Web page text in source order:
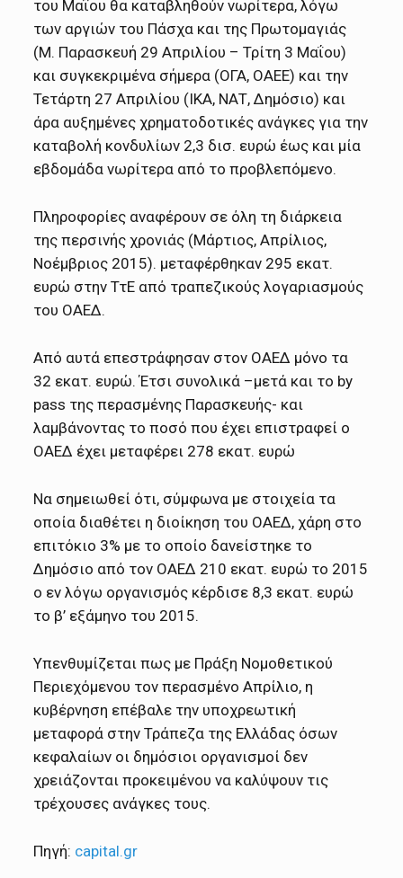
του Μαΐου θα καταβληθούν νωρίτερα, λόγω
των αργιών του Πάσχα και της Πρωτομαγιάς
(Μ. Παρασκευή 29 Απριλίου – Τρίτη 3 Μαΐου)
και συγκεκριμένα σήμερα (ΟΓΑ, ΟΑΕΕ) και την
Τετάρτη 27 Απριλίου (ΙΚΑ, ΝΑΤ, Δημόσιο) και
άρα αυξημένες χρηματοδοτικές ανάγκες για την
καταβολή κονδυλίων 2,3 δισ. ευρώ έως και μία
εβδομάδα νωρίτερα από το προβλεπόμενο.
Πληροφορίες αναφέρουν σε όλη τη διάρκεια
της περσινής χρονιάς (Μάρτιος, Απρίλιος,
Νοέμβριος 2015). μεταφέρθηκαν 295 εκατ.
ευρώ στην ΤτΕ από τραπεζικούς λογαριασμούς
του ΟΑΕΔ.
Από αυτά επεστράφησαν στον ΟΑΕΔ μόνο τα
32 εκατ. ευρώ. Έτσι συνολικά –μετά και το by
pass της περασμένης Παρασκευής- και
λαμβάνοντας το ποσό που έχει επιστραφεί ο
ΟΑΕΔ έχει μεταφέρει 278 εκατ. ευρώ
Να σημειωθεί ότι, σύμφωνα με στοιχεία τα
οποία διαθέτει η διοίκηση του ΟΑΕΔ, χάρη στο
επιτόκιο 3% με το οποίο δανείστηκε το
Δημόσιο από τον ΟΑΕΔ 210 εκατ. ευρώ το 2015
ο εν λόγω οργανισμός κέρδισε 8,3 εκατ. ευρώ
το β’ εξάμηνο του 2015.
Υπενθυμίζεται πως με Πράξη Νομοθετικού
Περιεχόμενου τον περασμένο Απρίλιο, η
κυβέρνηση επέβαλε την υποχρεωτική
μεταφορά στην Τράπεζα της Ελλάδας όσων
κεφαλαίων οι δημόσιοι οργανισμοί δεν
χρειάζονται προκειμένου να καλύψουν τις
τρέχουσες ανάγκες τους.
Πηγή: capital.gr